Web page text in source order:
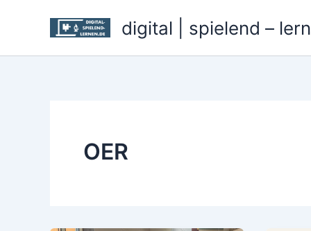
digital | spielend –
OER